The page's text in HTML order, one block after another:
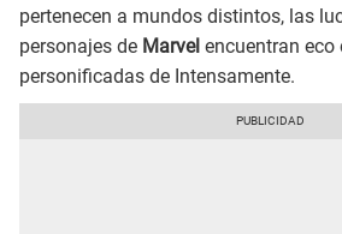
pertenecen a mundos distintos, las
personajes de Marvel encuentran eco
personificadas de Intensamente.